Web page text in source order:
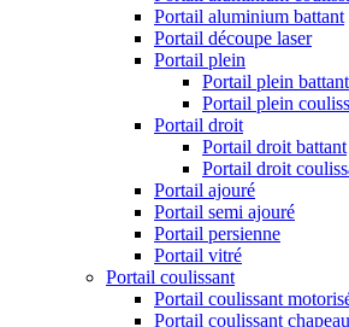
Portail aluminium battant
Portail découpe laser
Portail plein
Portail plein battant
Portail plein
Portail droit
Portail droit battant
Portail droit
Portail ajouré
Portail semi ajouré
Portail persienne
Portail vitré
Portail coulissant
Portail coulissant
Portail coulissant